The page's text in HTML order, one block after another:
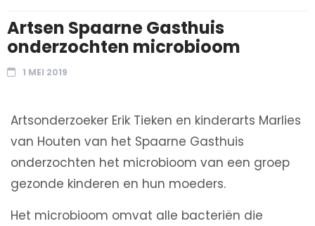
Artsen Spaarne Gasthuis
onderzochten microbioom
1 MEI 2019
Arts­onderzoeker Erik Tieken en kinderarts Marlies
van Houten van het Spaarne Gasthuis
onderzochten het microbioom van een groep
gezonde kinderen en hun moeders.
Het microbioom omvat alle bacteriën die